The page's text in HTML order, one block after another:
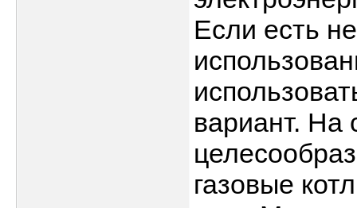
Если есть
вариант. На
газовые